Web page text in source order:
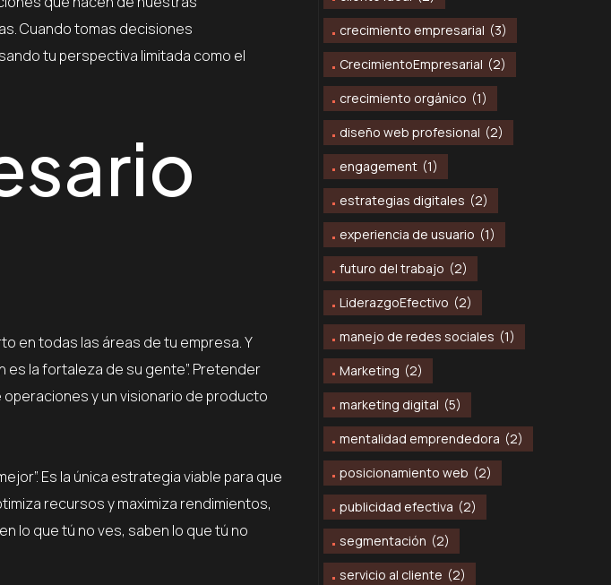
Cuando tomas decisiones
tu perspectiva limitada como el
en todas las áreas de tu empresa. Y
la fortaleza de su gente”. Pretender
y un visionario de producto
Es la única estrategia viable para que
recursos y maximiza rendimientos,
lo que tú no ves, saben lo que tú no
crecimiento empresarial (3)
CrecimientoEmpresarial (2)
crecimiento orgánico (1)
diseño web profesional (2)
engagement (1)
estrategias digitales (2)
experiencia de usuario (1)
futuro del trabajo (2)
LiderazgoEfectivo (2)
manejo de redes sociales (1)
Marketing (2)
marketing digital (5)
mentalidad emprendedora (2)
posicionamiento web (2)
publicidad efectiva (2)
segmentación (2)
servicio al cliente (2)